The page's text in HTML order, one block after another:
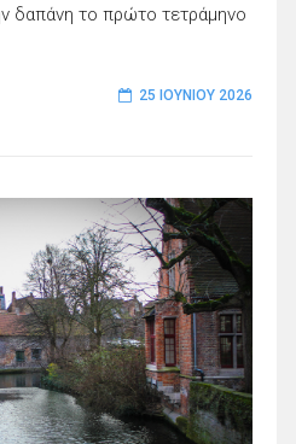
δαπάνη το πρώτο τετράμηνο
25 ΙΟΥΝΊΟΥ 2026